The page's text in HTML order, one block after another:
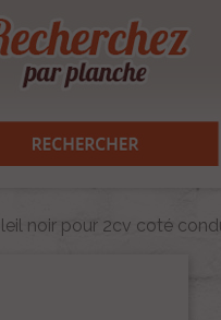
noir pour 2cv coté